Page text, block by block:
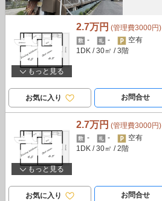
もっと見る
2.7万円 (管理費3000円)
-
-
空有
1DK / 30㎡ / 3階
お気に入り お問合せ
もっと見る
2.7万円 (管理費3000円)
-
-
空有
1DK / 30㎡ / 2階
お気に入り お問合せ